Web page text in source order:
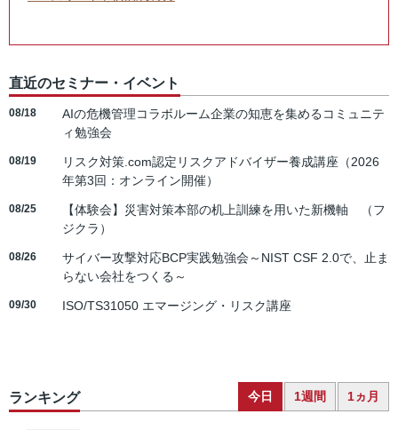
直近のセミナー・イベント
08/18
AIの危機管理コラボルーム企業の知恵を集めるコミュニテ
ィ勉強会
08/19
リスク対策.com認定リスクアドバイザー養成講座（2026
年第3回：オンライン開催）
08/25
【体験会】災害対策本部の机上訓練を用いた新機軸 （フ
ジクラ）
08/26
サイバー攻撃対応BCP実践勉強会～NIST CSF 2.0で、止ま
らない会社をつくる～
09/30 ISO/TS31050 エマージング・リスク講座
ランキング 今日 1週間 1ヵ月